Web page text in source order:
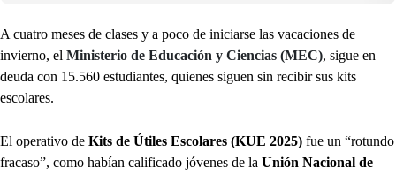
A cuatro meses de clases y a poco de iniciarse las vacaciones de
invierno, el Ministerio de Educación y Ciencias (MEC), sigue en
deuda con 15.560 estudiantes, quienes siguen sin recibir sus kits
escolares.
El operativo de Kits de Útiles Escolares (KUE 2025) fue un “rotundo
fracaso”, como habían calificado jóvenes de la Unión Nacional de